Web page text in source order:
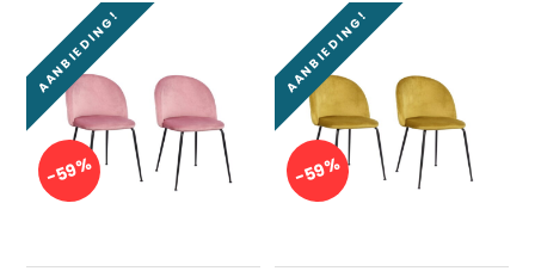
AANBIEDING!
-59%
AANBIEDING!
-59%